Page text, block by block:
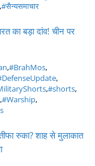
#सैन्यसमाचार
का बड़ा दांव! चीन पर
,#BrahMos,
,
,#shorts,
,#Warship,
रुका? शाह से मुलाकात